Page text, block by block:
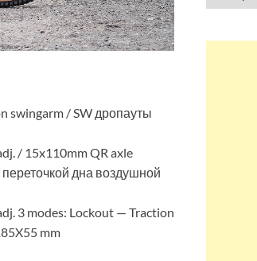
swingarm / SW дропауты
/ 15x110mm QR axle
дна воздушной
3 modes: Lockout — Traction
mm